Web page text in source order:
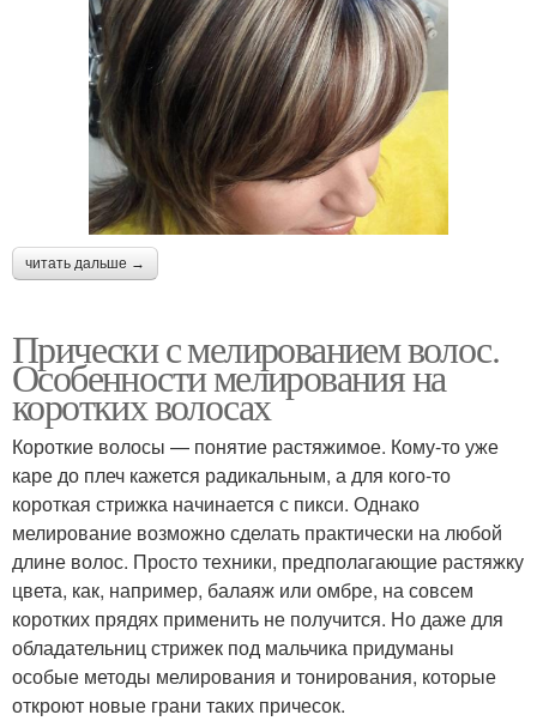
читать дальше →
Прически с мелированием волос.
Особенности мелирования на
коротких волосах
Короткие волосы — понятие растяжимое. Кому-то уже
каре до плеч кажется радикальным, а для кого-то
короткая стрижка начинается с пикси. Однако
мелирование возможно сделать практически на любой
длине волос. Просто техники, предполагающие растяжку
цвета, как, например, балаяж или омбре, на совсем
коротких прядях применить не получится. Но даже для
обладательниц стрижек под мальчика придуманы
особые методы мелирования и тонирования, которые
откроют новые грани таких причесок.